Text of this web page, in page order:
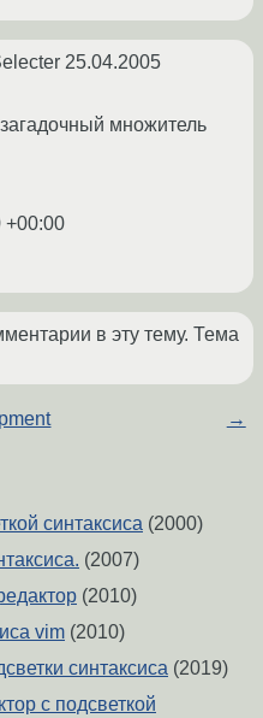
25.04.2005
множитель
+00:00
в эту тему. Тема
→
синтаксиса (2000)
(2007)
(2010)
vim (2010)
синтаксиса (2019)
с подсветкой